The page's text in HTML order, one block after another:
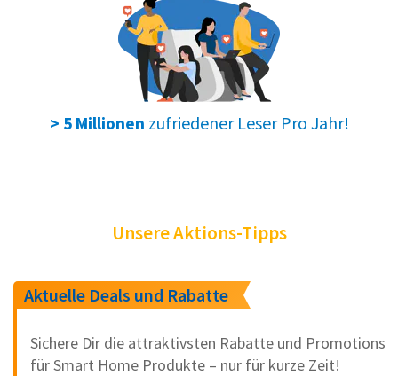
> 5 Millionen zufriedener Leser Pro Jahr!
Unsere Aktions-Tipps
Aktuelle Deals und Rabatte
Sichere Dir die attraktivsten Rabatte und Promotions
für Smart Home Produkte – nur für kurze Zeit!